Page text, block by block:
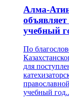
Алма-
учебный
По
для
учебный